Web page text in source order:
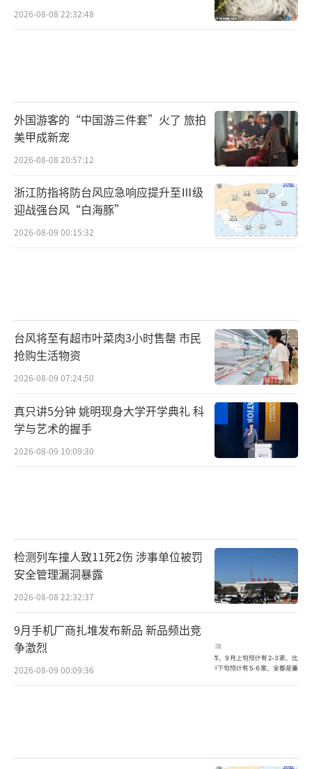
2026-08-08 22:32:48
外国游客的“中国游三件套”火了 旅拍
美甲成新宠
2026-08-08 20:57:12
浙江防指将防台风应急响应提升至Ⅲ级
迎战强台风“白海豚”
2026-08-09 00:15:32
台风将至有超市叶菜肉3小时售罄 市民
抢购生活物资
2026-08-09 07:24:50
真只讲5分钟 姚明现身大学开学典礼 科
学与艺术的握手
2026-08-09 10:09:30
检测列车撞人致11死2伤 涉事单位被罚
安全管理漏洞暴露
2026-08-08 22:32:37
9月手机厂商扎堆发布新品 新品频出竞
争激烈
2026-08-09 00:09:36